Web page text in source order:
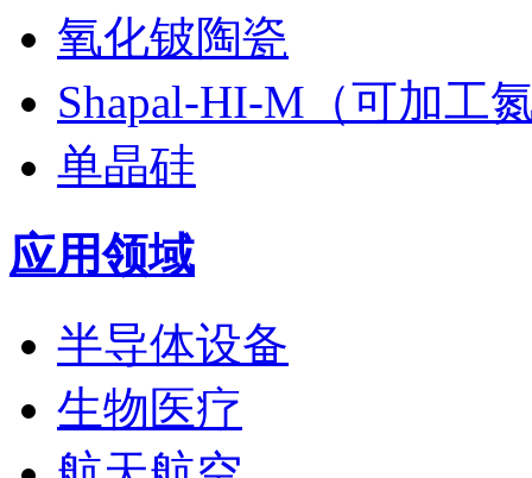
氧化铍陶瓷
Shapal-HI-M（可加工
单晶硅
应用领域
半导体设备
生物医疗